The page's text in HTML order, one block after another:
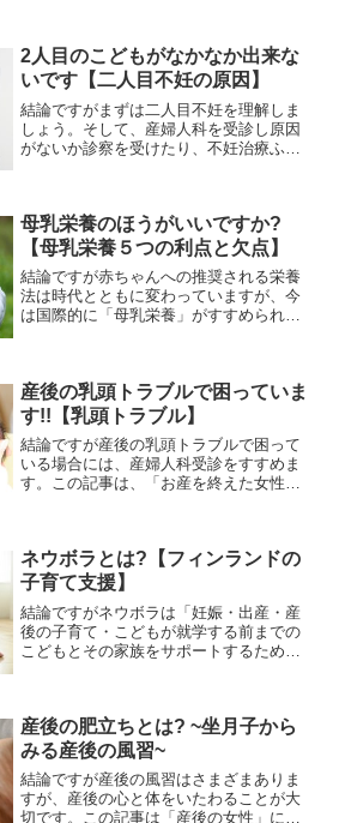
2人目のこどもがなかなか出来な
いです【二人目不妊の原因】
結論ですがまずは二人目不妊を理解しま
しょう。そして、産婦人科を受診し原因
がないか診察を受けたり、不妊治療ふく
安、悩みなどが解決できればと...
母乳栄養のほうがいいですか?
【母乳栄養５つの利点と欠点】
結論ですが赤ちゃんへの推奨される栄養
法は時代とともに変わっていますが、今
は国際的に「母乳栄養」がすすめられて
ています。この記事を読む...
産後の乳頭トラブルで困っていま
す!!【乳頭トラブル】
結論ですが産後の乳頭トラブルで困って
いる場合には、産婦人科受診をすすめま
す。この記事は、「お産を終えた女性」
「産後の乳頭トラブル」に...
ネウボラとは?【フィンランドの
子育て支援】
結論ですがネウボラは「妊娠・出産・産
後の子育て・こどもが就学する前までの
こどもとその家族をサポートするための
けて書いています。妊娠中...
産後の肥立ちとは? ~坐月子から
みる産後の風習~
結論ですが産後の風習はさまざまありま
すが、産後の心と体をいたわることが大
切です。この記事は「産後の女性」に向